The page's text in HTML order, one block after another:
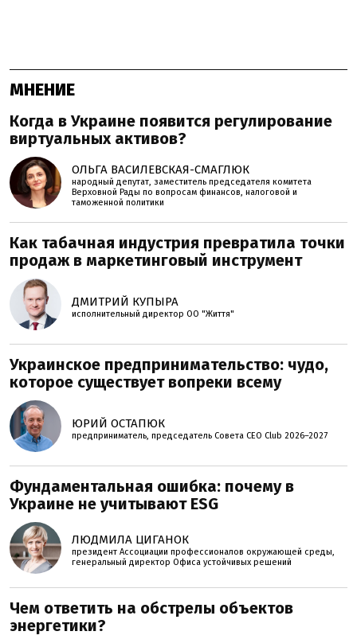
МНЕНИЕ
Когда в Украине появится регулирование
виртуальных активов?
ОЛЬГА ВАСИЛЕВСКАЯ-СМАГЛЮК
народный депутат, заместитель председателя комитета
Верховной Рады по вопросам финансов, налоговой и
таможенной политики
Как табачная индустрия превратила точки
продаж в маркетинговый инструмент
ДМИТРИЙ КУПЫРА
исполнительный директор ОО "Життя"
Украинское предпринимательство: чудо,
которое существует вопреки всему
ЮРИЙ ОСТАПЮК
предприниматель, председатель Совета CEO Club 2026–2027
Фундаментальная ошибка: почему в
Украине не учитывают ESG
ЛЮДМИЛА ЦИГАНОК
президент Ассоциации профессионалов окружающей среды,
генеральный директор Офиса устойчивых решений
Чем ответить на обстрелы объектов
энергетики?